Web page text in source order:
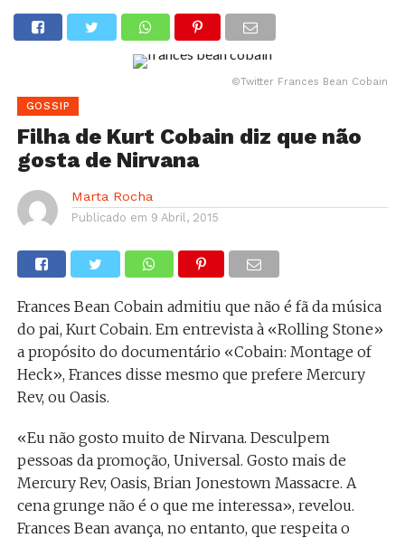
©Twitter Frances Bean Cobain
GOSSIP
Filha de Kurt Cobain diz que não
gosta de Nirvana
Marta Rocha
Publicado em 9 Abril, 2015
Frances Bean Cobain admitiu que não é fã da música
do pai, Kurt Cobain. Em entrevista à «Rolling Stone»
a propósito do documentário «Cobain: Montage of
Heck», Frances disse mesmo que prefere Mercury
Rev, ou Oasis.
«Eu não gosto muito de Nirvana. Desculpem
pessoas da promoção, Universal. Gosto mais de
Mercury Rev, Oasis, Brian Jonestown Massacre. A
cena grunge não é o que me interessa», revelou.
Frances Bean avança, no entanto, que respeita o